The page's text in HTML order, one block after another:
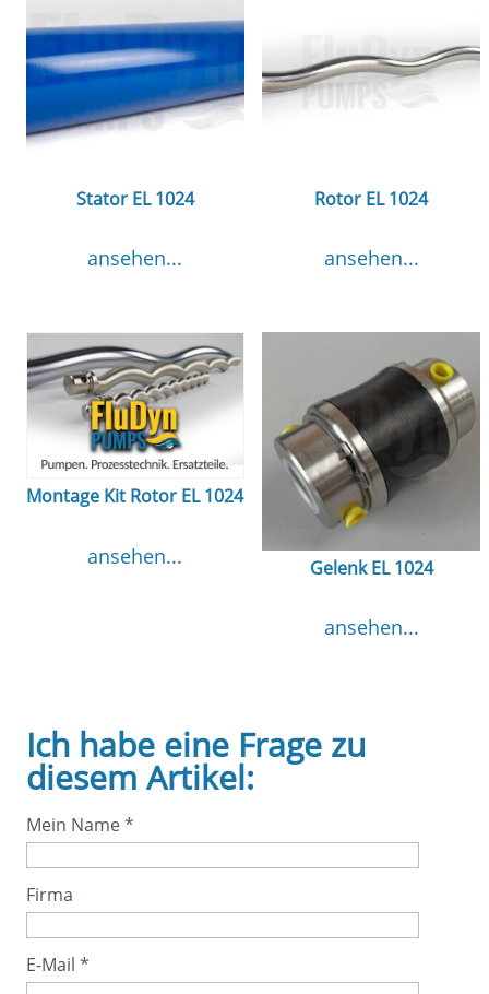
Stator EL 1024
ansehen...
Rotor EL 1024
ansehen...
Montage Kit Rotor EL 1024
ansehen... Gelenk EL 1024
ansehen...
Ich habe eine Frage zu
diesem Artikel:
Mein Name*
Firma
E-Mail *